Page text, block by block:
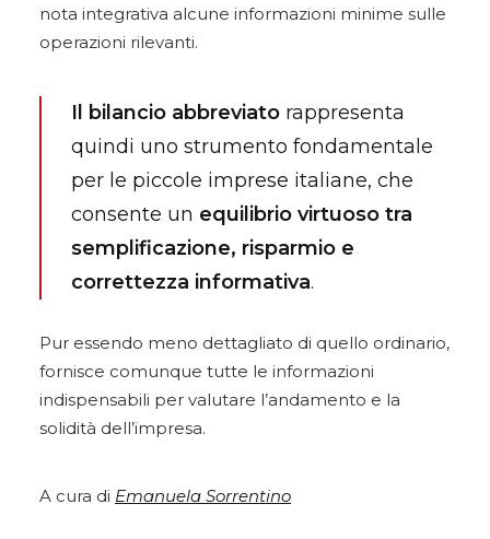
nota integrativa alcune informazioni minime sulle
operazioni rilevanti.
Il bilancio abbreviato rappresenta
quindi uno strumento fondamentale
per le piccole imprese italiane, che
consente un equilibrio virtuoso tra
semplificazione, risparmio e
correttezza informativa.
Pur essendo meno dettagliato di quello ordinario,
fornisce comunque tutte le informazioni
indispensabili per valutare l’andamento e la
solidità dell’impresa.
A cura di Emanuela Sorrentino